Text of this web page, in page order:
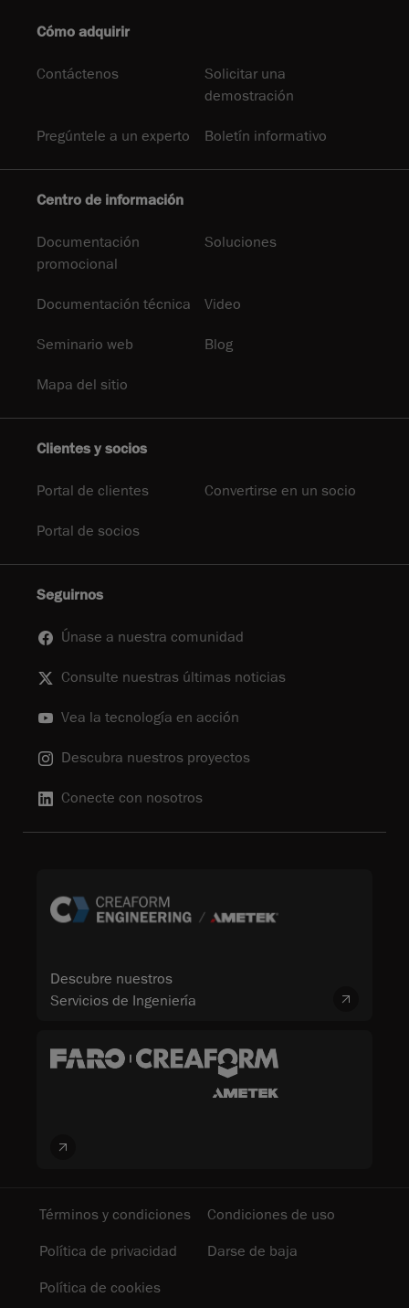
Cómo adquirir
Contáctenos
Solicitar una
demostración
Pregúntele a un experto Boletín informativo
Centro de información
Documentación
promocional
Soluciones
Documentación técnica Video
Seminario web Blog
Mapa del sitio
Clientes y socios
Portal de clientes Convertirse en un socio
Portal de socios
Seguirnos
Únase a nuestra comunidad
Consulte nuestras últimas noticias
Vea la tecnología en acción
Descubra nuestros proyectos
Conecte con nosotros
Descubre nuestros
Servicios de Ingeniería
Términos y condiciones
Condiciones de uso
Política de privacidad
Darse de baja
Política de cookies